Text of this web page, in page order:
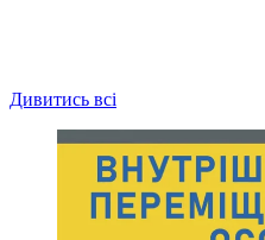
Дивитись всі